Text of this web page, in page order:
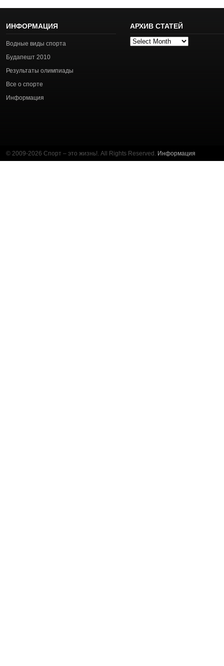
ИНФОРМАЦИЯ
Водные виды спорта
Будапешт 2010
Результаты олимпиады
Все о спорте
Информация
АРХИВ СТАТЕЙ
Архив
© 2009-2026 Спорт – это жизнь!. All Rights Reserved. Информация